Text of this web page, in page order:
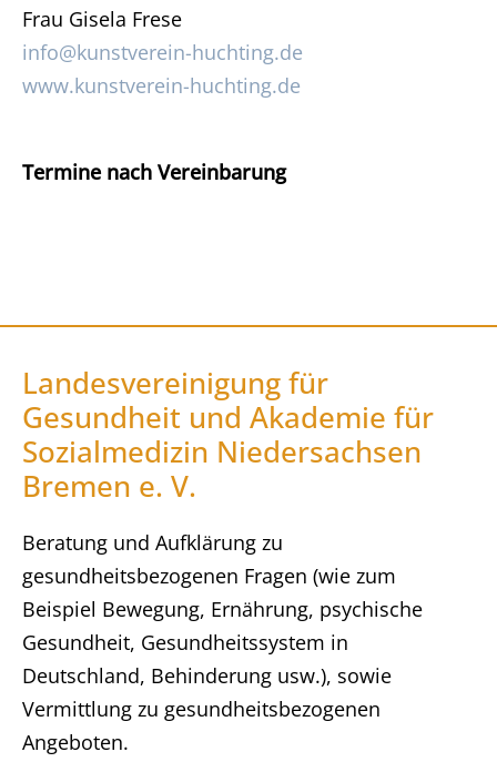
Frau Gisela Frese
info@kunstverein-huchting.de
www.kunstverein-huchting.de
Termine nach Vereinbarung
Landesvereinigung für
Gesundheit und Akademie für
Sozialmedizin Niedersachsen
Bremen e. V.
Beratung und Aufklärung zu
gesundheitsbezogenen Fragen (wie zum
Beispiel Bewegung, Ernährung, psychische
Gesundheit, Gesundheitssystem in
Deutschland, Behinderung usw.), sowie
Vermittlung zu gesundheitsbezogenen
Angeboten.